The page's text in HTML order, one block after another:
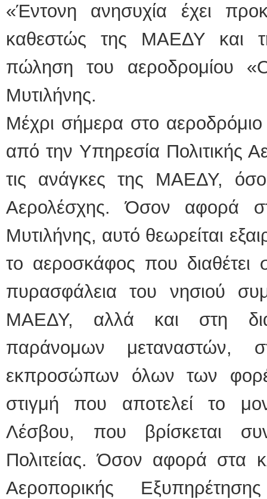
«Έντονη ανησυχία έχει
καθεστώς της ΜΑΕΔΥ και
πώληση του αεροδρομίου
Μυτιλήνης.
Μέχρι σήμερα στο
από την Υπηρεσία Πολιτικής
τις ανάγκες της ΜΑΕΔΥ,
Αερολέσχης. Όσον αφορά
Μυτιλήνης, αυτό θεωρείται
το αεροσκάφος που διαθέτει
πυρασφάλεια του νησιού
ΜΑΕΔΥ, αλλά και στη
παράνομων μεταναστών,
εκπροσώπων όλων των
στιγμή που αποτελεί το
Λέσβου, που βρίσκεται
Πολιτείας. Όσον αφορά στα
Αεροπορικής